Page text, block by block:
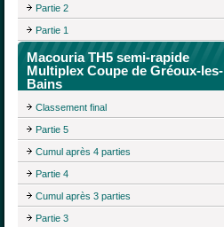
Partie 2
Partie 1
Macouria TH5 semi-rapide
Multiplex Coupe de Gréoux-les-
Bains
Classement final
Partie 5
Cumul après 4 parties
Partie 4
Cumul après 3 parties
Partie 3